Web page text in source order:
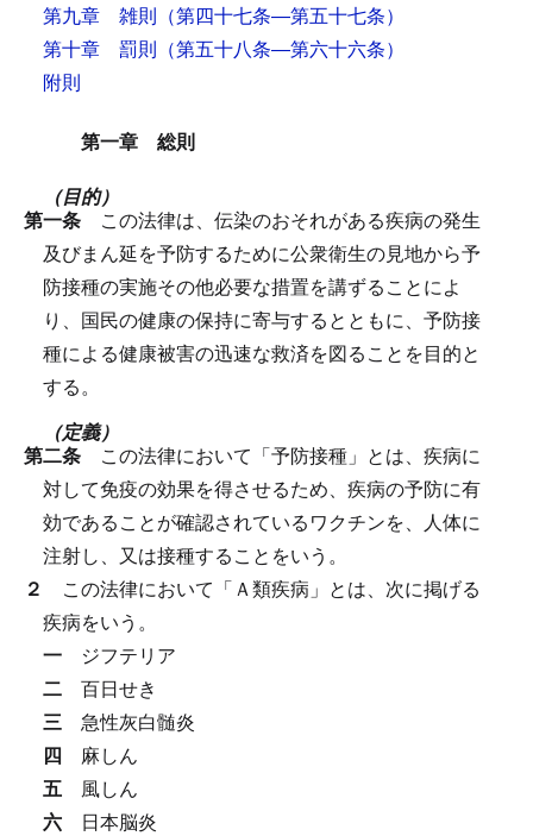
第九章 雑則 （第四十七条―第五十七条）
第十章 罰則 （第五十八条―第六十六条）
附則
第一章 総則
（目的）
第一条 この法律は、伝染のおそれがある疾病の発生
及びまん延を予防するために公衆衛生の見地から予
防接種の実施その他必要な措置を講ずることによ
り、国民の健康の保持に寄与するとともに、予防接
種による健康被害の迅速な救済を図ることを目的と
する。
（定義）
第二条 この法律において「予防接種」とは、疾病に
対して免疫の効果を得させるため、疾病の予防に有
効であることが確認されているワクチンを、人体に
注射し、又は接種することをいう。
２ この法律において「Ａ類疾病」とは、次に掲げる
疾病をいう。
一 ジフテリア
二 百日せき
三 急性灰白髄炎
四 麻しん
五 風しん
六 日本脳炎